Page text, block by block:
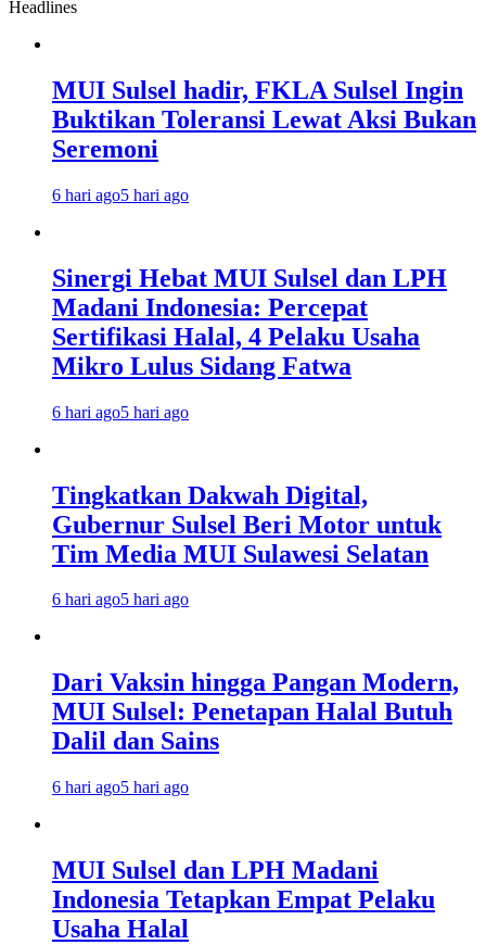
Headlines
MUI Sulsel hadir, FKLA Sulsel Ingin
Buktikan Toleransi Lewat Aksi Bukan
Seremoni
6 hari ago5 hari ago
Sinergi Hebat MUI Sulsel dan LPH
Madani Indonesia: Percepat
Sertifikasi Halal, 4 Pelaku Usaha
Mikro Lulus Sidang Fatwa
6 hari ago5 hari ago
Tingkatkan Dakwah Digital,
Gubernur Sulsel Beri Motor untuk
Tim Media MUI Sulawesi Selatan
6 hari ago5 hari ago
Dari Vaksin hingga Pangan Modern,
MUI Sulsel: Penetapan Halal Butuh
Dalil dan Sains
6 hari ago5 hari ago
MUI Sulsel dan LPH Madani
Indonesia Tetapkan Empat Pelaku
Usaha Halal